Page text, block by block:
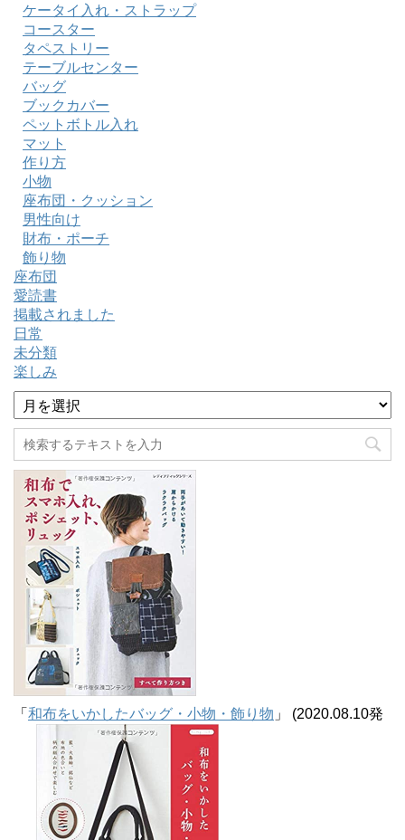
ケータイ入れ・ストラップ
コースター
タペストリー
テーブルセンター
バッグ
ブックカバー
ペットボトル入れ
マット
作り方
小物
座布団・クッション
男性向け
財布・ポーチ
飾り物
座布団
愛読書
掲載されました
日常
未分類
楽しみ
ア
ー
カ
イ
ブ
「 和布をいかしたバッグ・小物・飾り物 」 (2020.08.10発